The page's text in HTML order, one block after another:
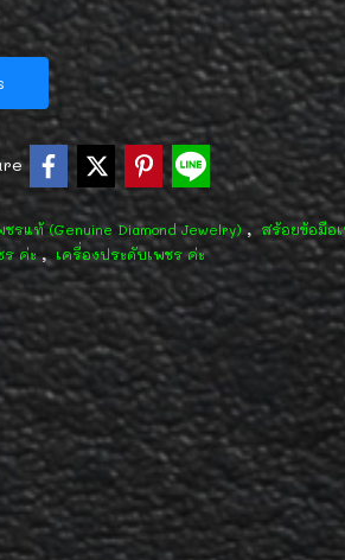
รแท้ (Genuine Diamond Jewelry), สร้อยข้อมือ
ร ค่ะ , เครื่องประดับเพชร ค่ะ